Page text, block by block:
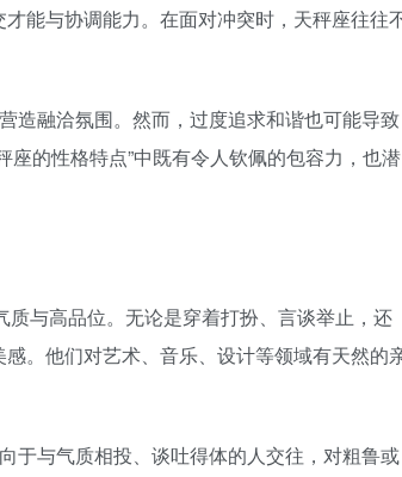
能与协调能力。在面对冲突时，天秤座往往
造融洽氛围。然而，过度追求和谐也可能导致
的性格特点”中既有令人钦佩的包容力，也潜
质与高品位。无论是穿着打扮、言谈举止，还
。他们对艺术、音乐、设计等领域有天然的
于与气质相投、谈吐得体的人交往，对粗鲁或